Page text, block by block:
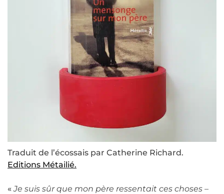
Traduit de l’écossais par Catherine Richard.
Editions Métailié.
«Je suis sûr que mon père ressentait ces choses –